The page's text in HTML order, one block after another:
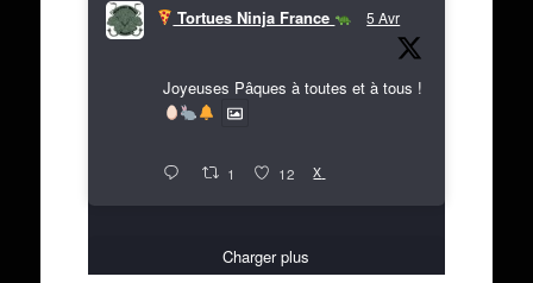
Tortues Ninja France 5 Avr
Joyeuses Pâques à toutes et à tous !
1 12 X
Charger plus